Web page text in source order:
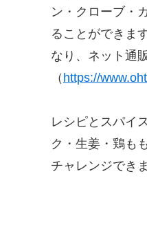
ン・クローブ・
ることができま
なり、ネット通
（ https://
レシピとスパイ
ク・生姜・鶏も
チャレンジでき